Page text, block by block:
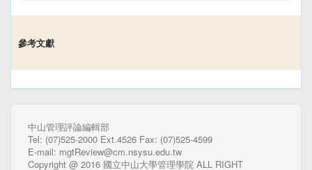
參考文獻
中山管理評論編輯部
Tel: (07)525-2000 Ext.4526 Fax: (07)525-4599
E-mail: mgtReview@cm.nsysu.edu.tw
Copyright @ 2016 國立中山大學管理學院 ALL RIGHT